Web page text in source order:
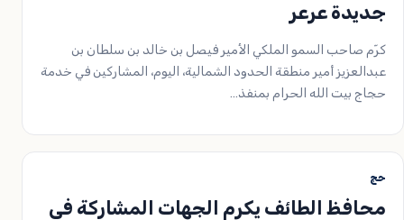
جديدة عرعر
كرّم صاحب السمو الملكي الأمير فيصل بن خالد بن سلطان بن
عبدالعزيز أمير منطقة الحدود الشمالية، اليوم، المشاركين في خدمة
حجاج بيت الله الحرام بمنفذ…
حج
محافظ الطائف يكرم الجهات المشاركة في